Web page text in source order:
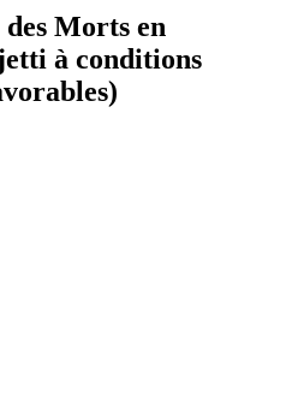
Morts en
à conditions